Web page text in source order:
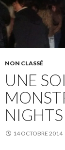
NON CLASSÉ
UNE
14 OCTOBRE 2014